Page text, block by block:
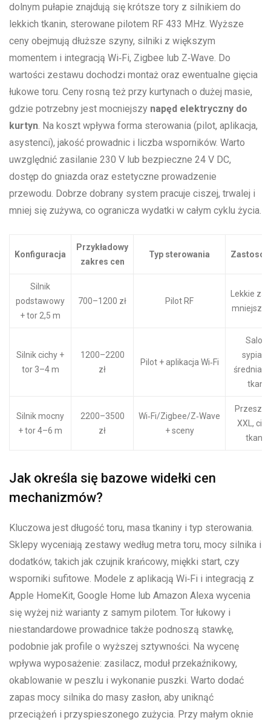
dolnym pułapie znajdują się krótsze tory z silnikiem do
lekkich tkanin, sterowane pilotem RF 433 MHz. Wyższe
ceny obejmują dłuższe szyny, silniki z większym
momentem i integracją Wi‑Fi, Zigbee lub Z‑Wave. Do
wartości zestawu dochodzi montaż oraz ewentualne gięcia
łukowe toru. Ceny rosną też przy kurtynach o dużej masie,
gdzie potrzebny jest mocniejszy napęd elektryczny do
kurtyn. Na koszt wpływa forma sterowania (pilot, aplikacja,
asystenci), jakość prowadnic i liczba wsporników. Warto
uwzględnić zasilanie 230 V lub bezpieczne 24 V DC,
dostęp do gniazda oraz estetyczne prowadzenie
przewodu. Dobrze dobrany system pracuje ciszej, trwalej i
mniej się zużywa, co ogranicza wydatki w całym cyklu życia.
Konfiguracja
Przykładowy
zakres cen
Typ sterowania
Silnik
podstawowy
+ tor 2,5 m
700–1200 zł Pilot RF
Lekkie
mniejsze
Silnik cichy +
tor 3–4 m
1200–2200
zł
Pilot + aplikacja Wi‑Fi
średnia
tkanin
Silnik mocny
+ tor 4–6 m
2200–3500
zł
Wi‑Fi/Zigbee/Z‑Wave
+ sceny
XXL,
Jak określa się bazowe widełki cen
mechanizmów?
Kluczowa jest długość toru, masa tkaniny i typ sterowania.
Sklepy wyceniają zestawy według metra toru, mocy silnika i
dodatków, takich jak czujnik krańcowy, miękki start, czy
wsporniki sufitowe. Modele z aplikacją Wi‑Fi i integracją z
Apple HomeKit, Google Home lub Amazon Alexa wycenia
się wyżej niż warianty z samym pilotem. Tor łukowy i
niestandardowe prowadnice także podnoszą stawkę,
podobnie jak profile o wyższej sztywności. Na wycenę
wpływa wyposażenie: zasilacz, moduł przekaźnikowy,
okablowanie w peszlu i wykonanie puszki. Warto dodać
zapas mocy silnika do masy zasłon, aby uniknąć
przeciążeń i przyspieszonego zużycia. Przy małym oknie